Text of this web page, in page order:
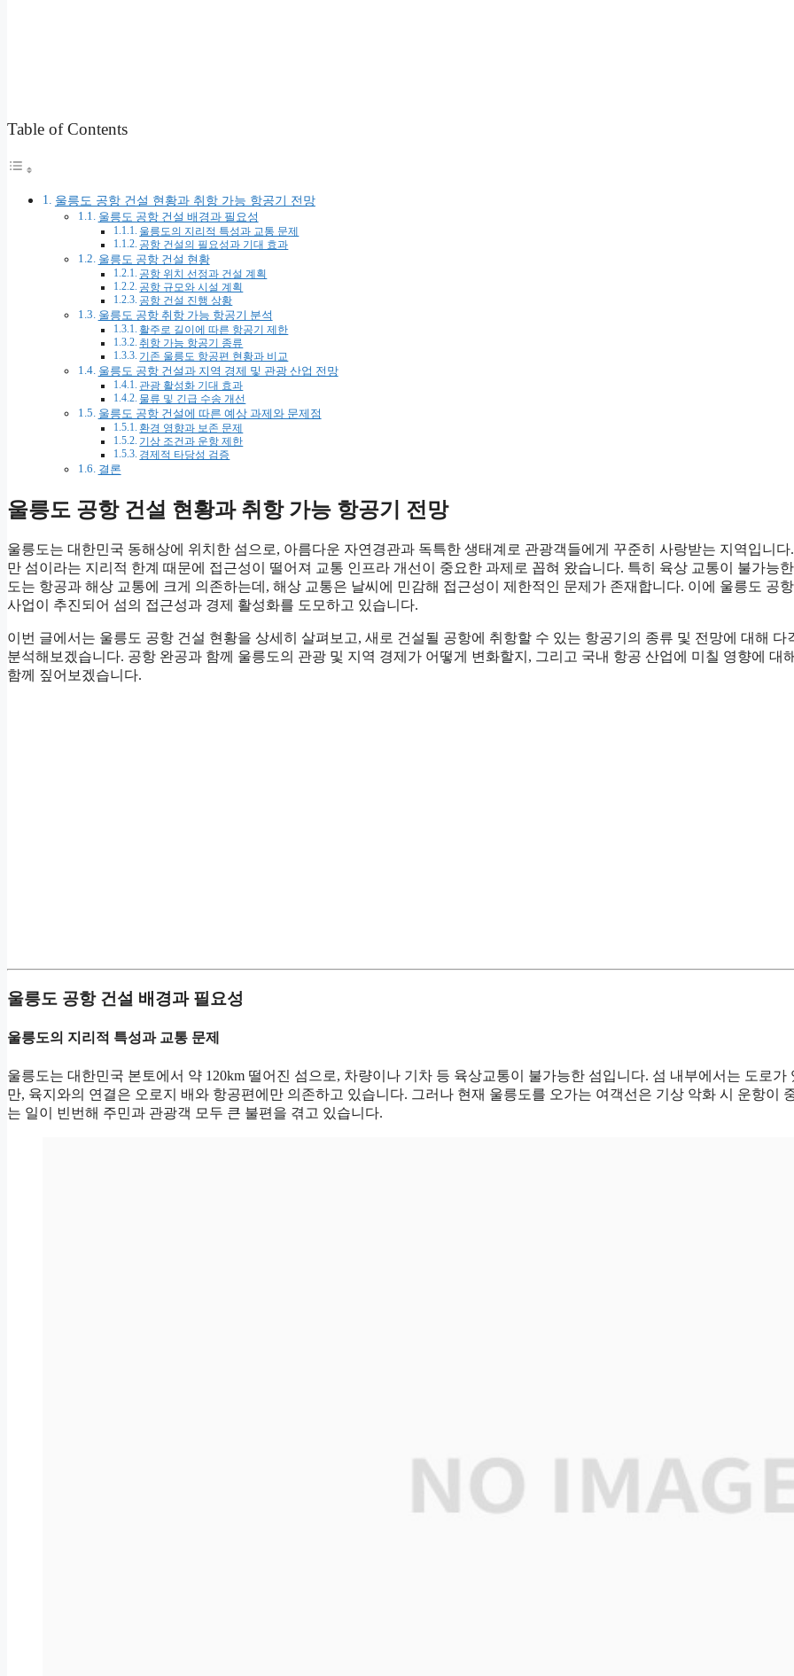
Table of Contents
울릉도 공항 건설 현황과 취항 가능 항공기 전망
울릉도 공항 건설 배경과 필요성
울릉도의 지리적 특성과 교통 문제
공항 건설의 필요성과 기대 효과
울릉도 공항 건설 현황
공항 위치 선정과 건설 계획
공항 규모와 시설 계획
공항 건설 진행 상황
울릉도 공항 취항 가능 항공기 분석
활주로 길이에 따른 항공기 제한
취항 가능 항공기 종류
기존 울릉도 항공편 현황과 비교
울릉도 공항 건설과 지역 경제 및 관광 산업 전망
관광 활성화 기대 효과
물류 및 긴급 수송 개선
울릉도 공항 건설에 따른 예상 과제와 문제점
환경 영향과 보존 문제
기상 조건과 운항 제한
경제적 타당성 검증
결론
울릉도 공항 건설 현황과 취항 가능 항공기 전망
울릉도는 대한민국 동해상에 위치한 섬으로, 아름다운 자연경관과 독특한 생태계로 관광객들에게 꾸준히 사랑받는 지역입니다.
만 섬이라는 지리적 한계 때문에 접근성이 떨어져 교통 인프라 개선이 중요한 과제로 꼽혀 왔습니다. 특히 육상 교통이 불가능
도는 항공과 해상 교통에 크게 의존하는데, 해상 교통은 날씨에 민감해 접근성이 제한적인 문제가 존재합니다. 이에 울릉도 공
사업이 추진되어 섬의 접근성과 경제 활성화를 도모하고 있습니다.
이번 글에서는 울릉도 공항 건설 현황을 상세히 살펴보고, 새로 건설될 공항에 취항할 수 있는 항공기의 종류 및 전망에 대해 다
분석해보겠습니다. 공항 완공과 함께 울릉도의 관광 및 지역 경제가 어떻게 변화할지, 그리고 국내 항공 산업에 미칠 영향에 대
함께 짚어보겠습니다.
울릉도 공항 건설 배경과 필요성
울릉도의 지리적 특성과 교통 문제
울릉도는 대한민국 본토에서 약 120km 떨어진 섬으로, 차량이나 기차 등 육상교통이 불가능한 섬입니다. 섬 내부에서는 도로가
만, 육지와의 연결은 오로지 배와 항공편에만 의존하고 있습니다. 그러나 현재 울릉도를 오가는 여객선은 기상 악화 시 운항이
는 일이 빈번해 주민과 관광객 모두 큰 불편을 겪고 있습니다.